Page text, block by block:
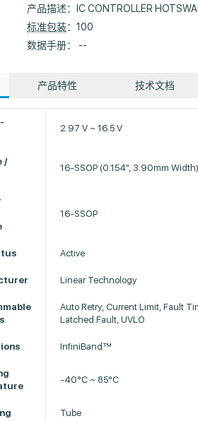
产品描述：
IC CONTROLLER
标准包装：100
数据手册： --
产品特性 技术文档
2.97 V ~ 16.5 V
/
16-SSOP (0.154", 3.90mm
16-SSOP
Active
Linear Technology
Auto Retry, Current Limit, Fault
Latched Fault, UVLO
InfiniBand™
-40°C ~ 85°C
Tube